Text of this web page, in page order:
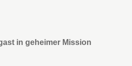
in geheimer Mission